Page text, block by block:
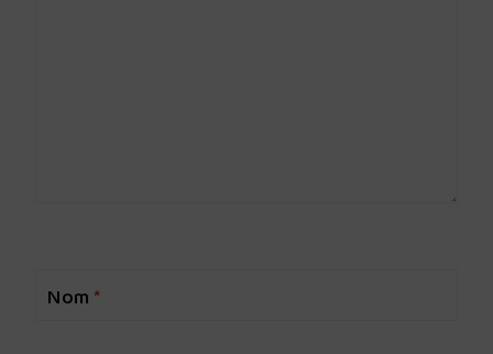
Nom *